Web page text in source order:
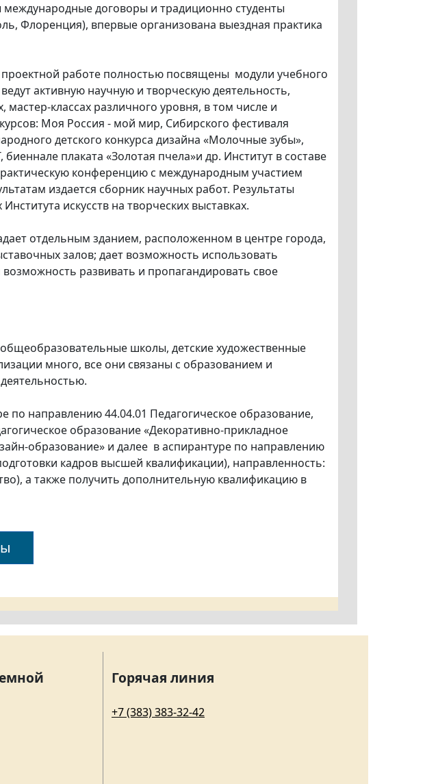
договоры и традиционно студенты
Флоренция), впервые организована выездная практика
проектной работе полностью посвящены модули учебного
активную научную и творческую деятельность,
мастер-классах различного уровня, в том числе и
Моя Россия - мой мир, Сибирского фестиваля
детского конкурса дизайна «Молочные зубы»,
плаката «Золотая пчела»и др. Институт в составе
конференцию с международным участием
издается сборник научных работ. Результаты
искусств на творческих выставках.
отдельным зданием, расположенном в центре города,
залов; дает возможность использовать
развивать и пропагандировать свое
школы, детские художественные
много, все они связаны с образованием и
направлению 44.04.01 Педагогическое образование,
образование «Декоративно-прикладное
образование» и далее в аспирантуре по направлению
кадров высшей квалификации), направленность:
а также получить дополнительную квалификацию в
Горячая линия
+7 (383) 383-32-42